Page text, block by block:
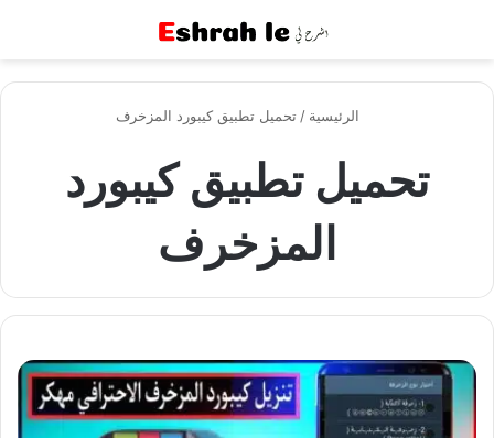
الرئيسية / تحميل تطبيق كيبورد المزخرف
تحميل تطبيق كيبورد
المزخرف